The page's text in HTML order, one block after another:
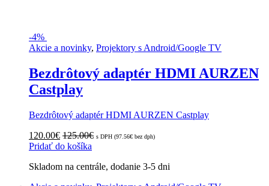
-4%
Akcie a novinky, Projektory s Android/Google TV
Bezdrôtový adaptér HDMI AURZEN
Castplay
Bezdrôtový adaptér HDMI AURZEN Castplay
120.00€ 125.00€ s DPH (97.56€ bez dph)
Pridať do košíka
Skladom na centrále, dodanie 3-5 dni